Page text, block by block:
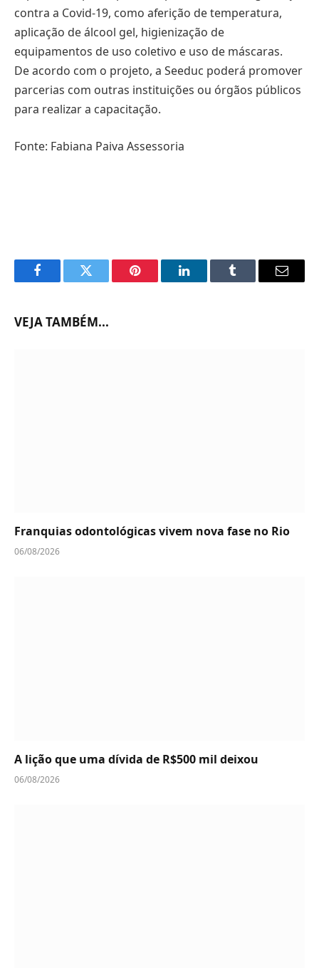
contra a Covid-19, como aferição de temperatura,
aplicação de álcool gel, higienização de
equipamentos de uso coletivo e uso de máscaras.
De acordo com o projeto, a Seeduc poderá promover
parcerias com outras instituições ou órgãos públicos
para realizar a capacitação.
Fonte: Fabiana Paiva Assessoria
FacebookTwitter Pinterest LinkedInTumblr Email
VEJA TAMBÉM...
Franquias odontológicas vivem nova fase no Rio
06/08/2026
A lição que uma dívida de R$500 mil deixou
06/08/2026